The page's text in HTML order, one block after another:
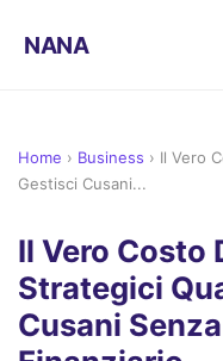
NANA
Home › Business › Il Vero
Gestisci Cusani...
Il Vero Costo
Strategici
Cusani